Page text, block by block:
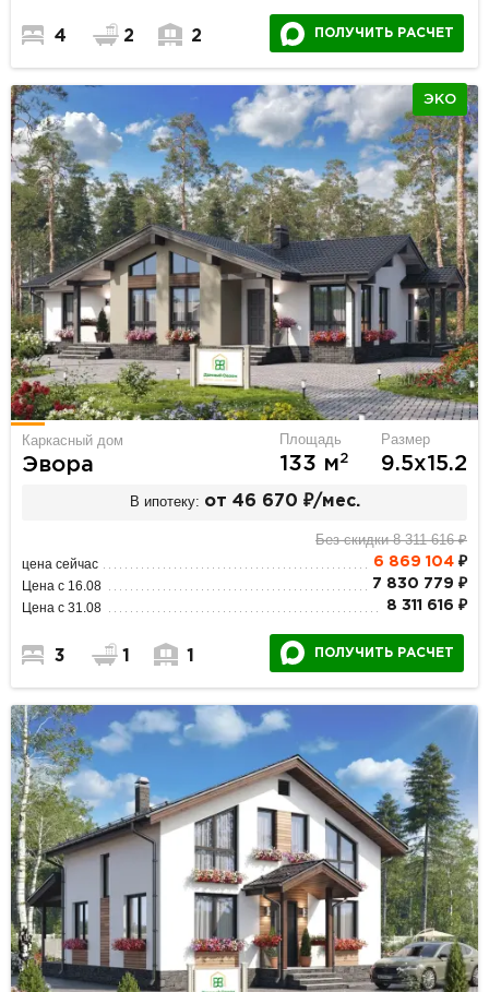
4 2 2 ПОЛУЧИТЬ РАСЧЕТ
ЭКО
Каркасный дом
Эвора
Площадь
133 м2
Размер
9.5х15.2
В ипотеку: от 46 670 ₽/мес.
Без скидки 8 311 616 ₽
цена сейчас 6 869 104₽
Цена с 16.08 7 830 779 ₽
Цена с 31.08 8 311 616 ₽
3 1 1 ПОЛУЧИТЬ РАСЧЕТ